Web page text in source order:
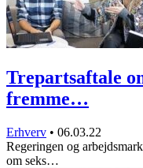
Trepartsaftale
fremme…
Erhverv • 06.03.22
Regeringen og
om seks…